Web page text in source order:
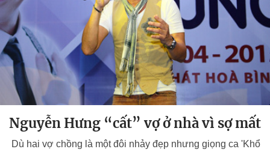
Nguyễn Hưng “cất” vợ ở nhà vì sợ mất
Dù hai vợ chồng là một đôi nhảy đẹp nhưng giọng ca 'Khổ